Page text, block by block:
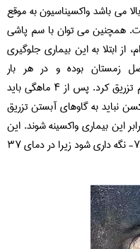
می باشد واکسیناسیون به موقع
همچنین می توان با سم پاشی
ابتلا به این بیماری جلوگیری
زمستان بوده و در هر بار
واکسیناسیون باید ۲ میلی لیتر واکسن به دام تزریق کرد. پس از ۴ ماهگی باید
نباید به گاوهای آبستن تزریق
این بیماری واکسینه شوند. این
واکسن به شکل جامد است و باید در دمای ۷۰- نگه داری شود زیرا در دمای ۳۷